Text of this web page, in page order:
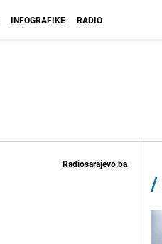
INFOGRAFIKE RADIO
Radiosarajevo.ba
/